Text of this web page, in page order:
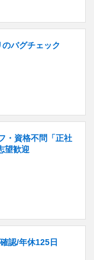
バグチェック
・資格不問「正社
望歓迎
認/年休125日